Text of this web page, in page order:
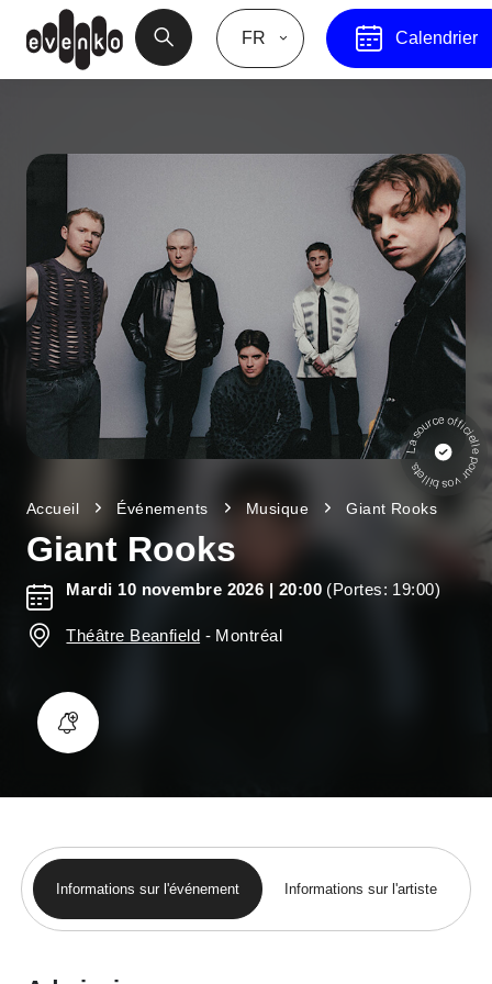
FR Calendrier
Accueil Événements Musique Giant Rooks
Giant Rooks
Mardi 10 novembre 2026 | 20:00(Portes: 19:00)
Théâtre Beanfield - Montréal
Informations sur l'événement Informations sur l'artiste